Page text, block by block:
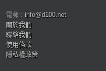
電郵 : info@d100.net
關於我們
聯絡我們
使用條款
隱私權政策